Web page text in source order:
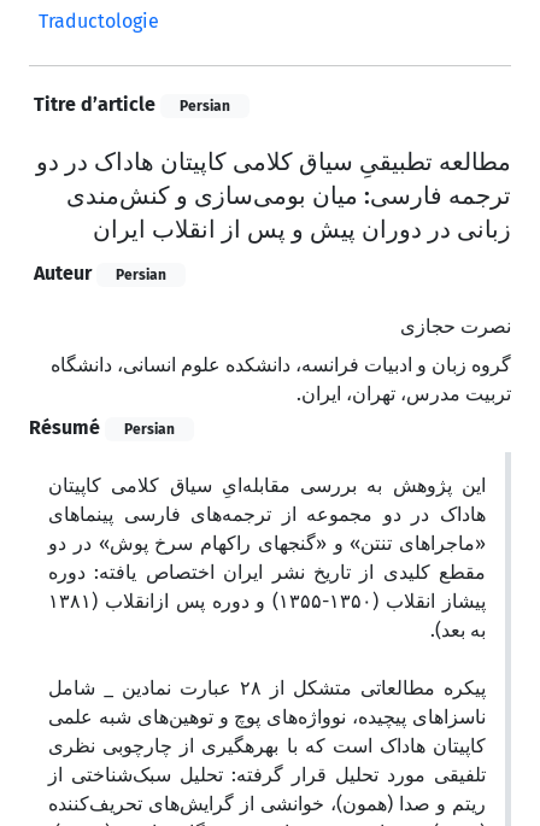
Traductologie
Titre d’article Persian
مطالعه تطبیقیِ سیاق کلامی کاپیتان هاداک در دو
ترجمه فارسی: میان بومی‌سازی و کنش‌مندی
زبانی در دوران پیش و پس از انقلاب ایران
Auteur Persian
نصرت حجازی
گروه زبان و ادبیات فرانسه، دانشکده علوم انسانی، دانشگاه
تربیت مدرس، تهران، ایران.
Résumé
Persian
این پژوهش به بررسی مقابله‌ایِ سیاق کلامی کاپیتان
هاداک در دو مجموعه از ترجمه‌های فارسی پی‏نماهای
«ماجراهای تنتن» و «گنج‏های راکهام سرخ پوش» در دو
مقطع کلیدی از تاریخ نشر ایران اختصاص یافته: دوره
پیش‏از انقلاب (۱۳۵۰-۱۳۵۵) و دوره پس ازانقلاب (۱۳۸۱
به بعد).
پیکره مطالعاتی متشکل از ۲۸ عبارت نمادین _ شامل
ناسزاهای پیچیده، نوواژه‌های پوچ و توهین‌های شبه علمی
کاپیتان هاداک است که با بهره‏گیری از چارچوبی نظری
تلفیقی مورد تحلیل قرار گرفته: تحلیل سبک‌شناختی از
ریتم و صدا (همون)، خوانشی از گرایش‌های تحریف‌کننده